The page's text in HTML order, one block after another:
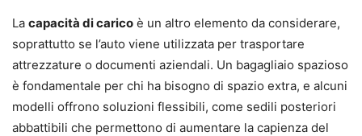
La capacità di carico è un altro elemento da considerare,
soprattutto se l’auto viene utilizzata per trasportare
attrezzature o documenti aziendali. Un bagagliaio spazioso
è fondamentale per chi ha bisogno di spazio extra, e alcuni
modelli offrono soluzioni flessibili, come sedili posteriori
abbattibili che permettono di aumentare la capienza del